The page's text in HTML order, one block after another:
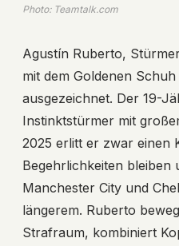
Photo: Teamtalk.com
Agustín Ruberto,
mit dem Goldenen
ausgezeichnet. Der 19-
Instinktstürmer mit
2025 erlitt er zwar einen
Begehrlichkeiten
Manchester City und
längerem. Ruberto
Strafraum, kombiniert